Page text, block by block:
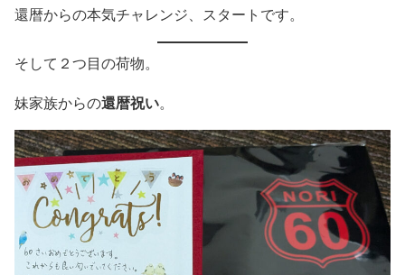
還暦からの本気チャレンジ、スタートです。
そして２つ目の荷物。
妹家族からの還暦祝い。